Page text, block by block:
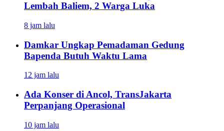
Lembah Baliem, 2 Warga Luka
8 jam lalu
Damkar Ungkap Pemadaman Gedung
Bapenda Butuh Waktu Lama
12 jam lalu
Ada Konser di Ancol, TransJakarta
Perpanjang Operasional
10 jam lalu